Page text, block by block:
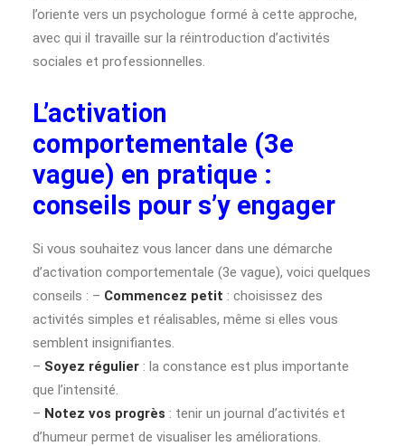
l’oriente vers un psychologue formé à cette approche,
avec qui il travaille sur la réintroduction d’activités
sociales et professionnelles.
L’activation
comportementale (3e
vague) en pratique :
conseils pour s’y engager
Si vous souhaitez vous lancer dans une démarche
d’activation comportementale (3e vague), voici quelques
conseils : – Commencez petit : choisissez des
activités simples et réalisables, même si elles vous
semblent insignifiantes.
– Soyez régulier : la constance est plus importante
que l’intensité.
– Notez vos progrès : tenir un journal d’activités et
d’humeur permet de visualiser les améliorations.